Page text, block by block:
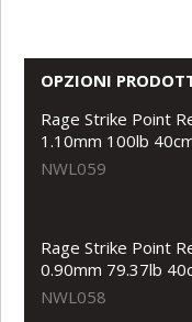
OPZIONI
Rage Strike Point
1.10mm 100lb
NWL059
Rage Strike Point
0.90mm 79.37lb
NWL058